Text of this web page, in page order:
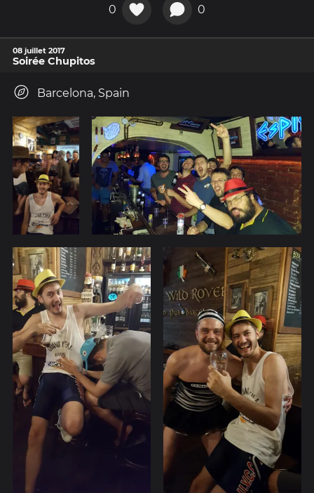
0 0
08 juillet 2017
Soirée Chupitos
Barcelona, Spain